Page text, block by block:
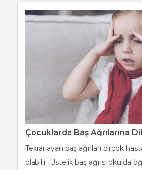
Çocuklarda Baş Ağrılarına
Tekrarlayan baş ağrıları birçok
olabilir. Üstelik baş ağrısı okulda